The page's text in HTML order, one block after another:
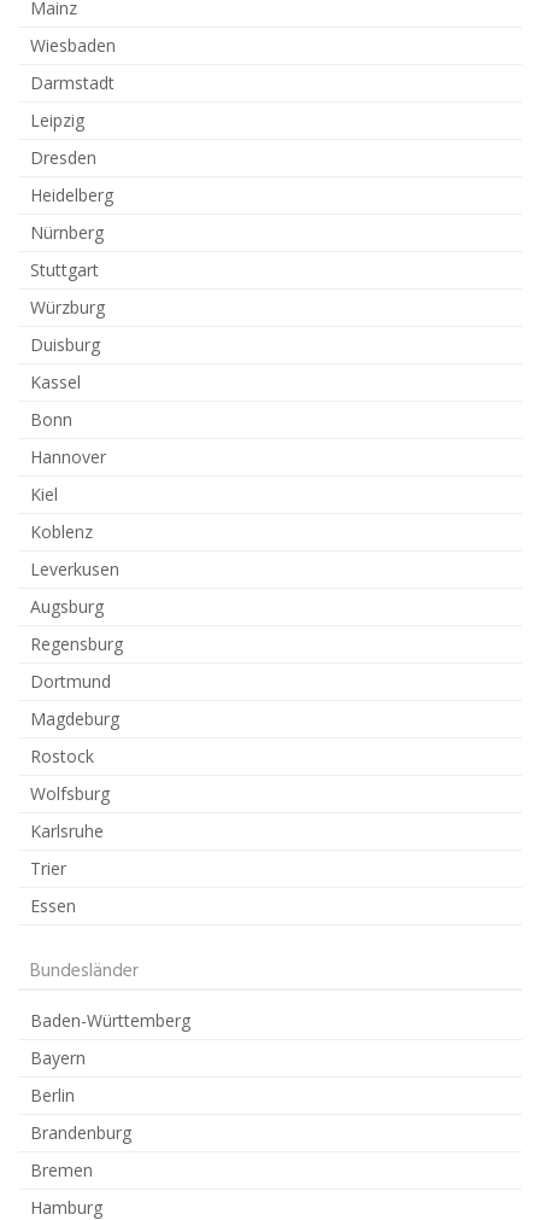
Mainz
Wiesbaden
Darmstadt
Leipzig
Dresden
Heidelberg
Nürnberg
Stuttgart
Würzburg
Duisburg
Kassel
Bonn
Hannover
Kiel
Koblenz
Leverkusen
Augsburg
Regensburg
Dortmund
Magdeburg
Rostock
Wolfsburg
Karlsruhe
Trier
Essen
Bundesländer
Baden-Württemberg
Bayern
Berlin
Brandenburg
Bremen
Hamburg